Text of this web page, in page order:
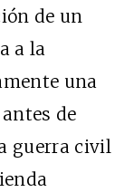
de un
a la
una
de
guerra civil